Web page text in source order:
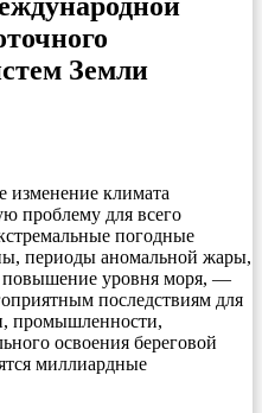
Земли
изменение климата
проблему для всего
погодные
периоды аномальной жары,
повышение уровня моря, —
последствиям для
промышленности,
освоения береговой
миллиардные